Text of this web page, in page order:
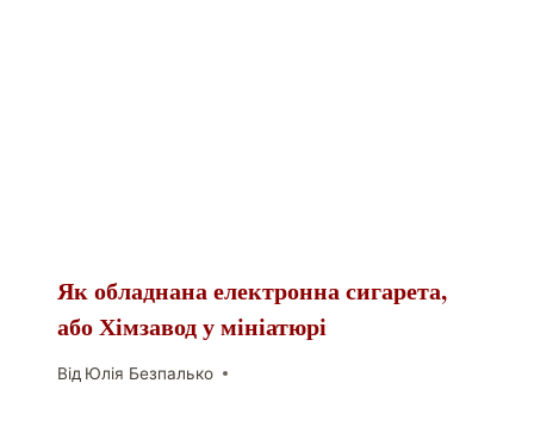
Як обладнана електронна сигарета,
або Хімзавод у мініатюрі
Від Юлія Безпалько